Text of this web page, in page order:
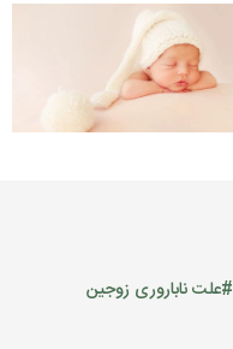
#علت ناباروری زوجین